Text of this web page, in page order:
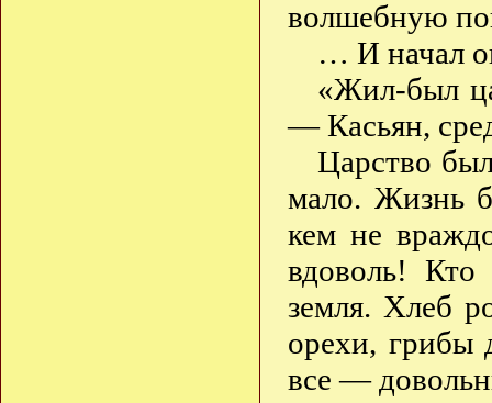
волшебную
… И начал
«Жил-был
— Касьян,
Царство
мало. Жизнь
кем не
вдоволь!
земля. Хлеб
орехи, грибы
все —